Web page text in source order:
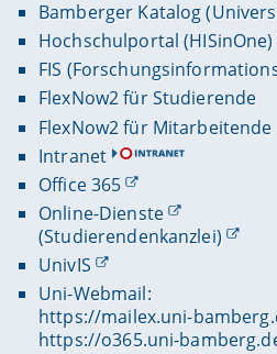
Bamberger Katalog
Hochschulportal (HISinOne)
FIS
FlexNow2 für Studierende
FlexNow2 für Mitarbeitende
Intranet
Office 365
Online-Dienste
(Studierendenkanzlei)
UnivIS
Uni-Webmail:
https://mailex.uni-
https://o365.uni-